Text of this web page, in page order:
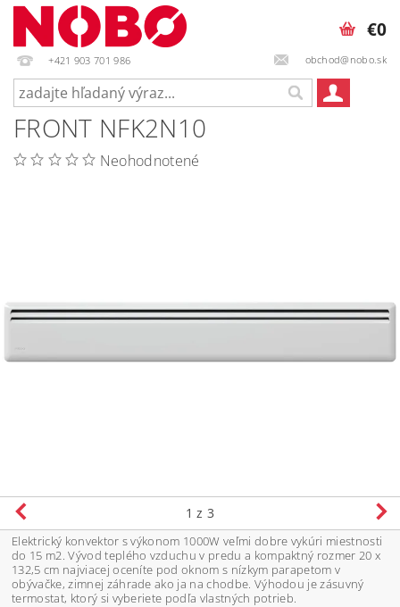
+421 903 701 986 obchod@nobo.sk
€0
FRONT NFK2N10
Neohodnotené
1 z 3
Elektrický konvektor s výkonom 1000W veľmi dobre vykúri miestnosti
do 15 m2. Vývod teplého vzduchu v predu a kompaktný rozmer 20 x
132,5 cm najviacej oceníte pod oknom s nízkym parapetom v
obývačke, zimnej záhrade ako ja na chodbe. Výhodou je zásuvný
termostat, ktorý si vyberiete podľa vlastných potrieb.